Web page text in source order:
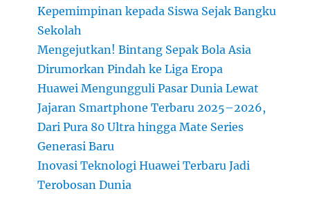
Kepemimpinan kepada Siswa Sejak Bangku
Sekolah
Mengejutkan! Bintang Sepak Bola Asia
Dirumorkan Pindah ke Liga Eropa
Huawei Mengungguli Pasar Dunia Lewat
Jajaran Smartphone Terbaru 2025–2026,
Dari Pura 80 Ultra hingga Mate Series
Generasi Baru
Inovasi Teknologi Huawei Terbaru Jadi
Terobosan Dunia